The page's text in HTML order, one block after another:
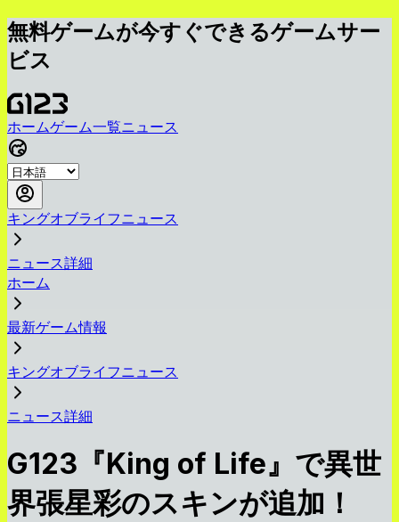
無料ゲームが今すぐできるゲームサー
ビス
ホームゲーム一覧ニュース
キングオブライフニュース
ニュース詳細
ホーム
最新ゲーム情報
キングオブライフニュース
ニュース詳細
G123『King of Life』で異世
界張星彩のスキンが追加！